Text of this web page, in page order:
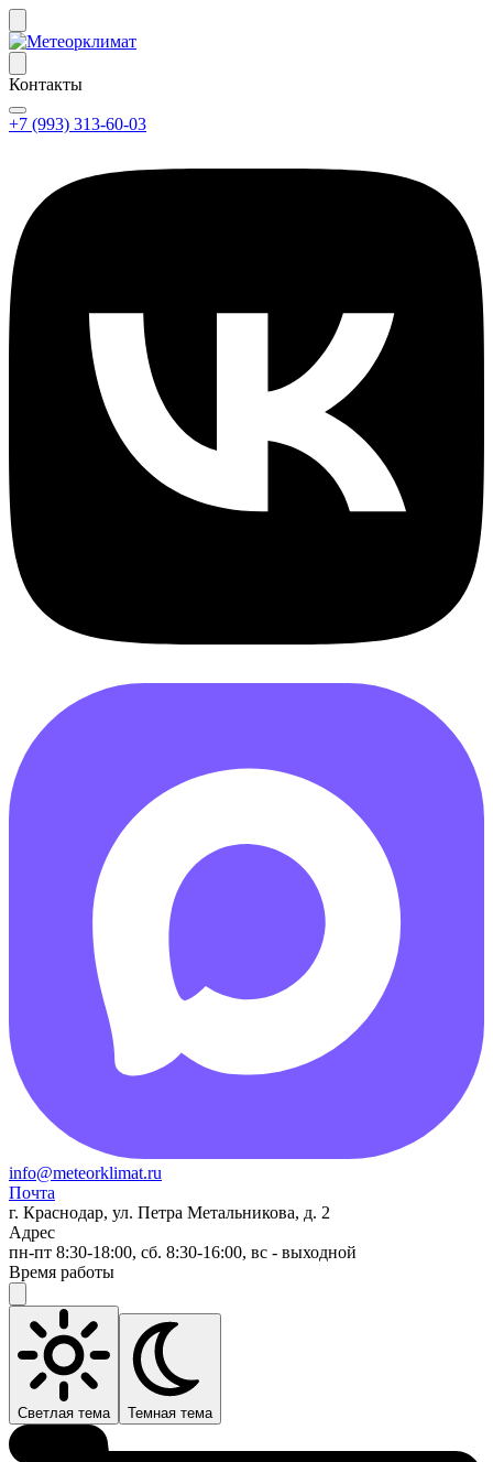
Контакты
+7 (993) 313-60-03
info@meteorklimat.ru
Почта
г. Краснодар, ул. Петра Метальникова, д. 2
Адрес
пн-пт 8:30-18:00, сб. 8:30-16:00, вс - выходной
Время работы
Светлая тема Темная тема